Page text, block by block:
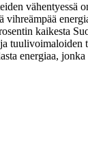
vähentyessä
vihreämpää
kaikesta
tuulivoimaloiden
energiaa,